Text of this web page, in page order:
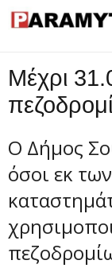
Μέχρι
Ο Δήμος
όσοι εκ